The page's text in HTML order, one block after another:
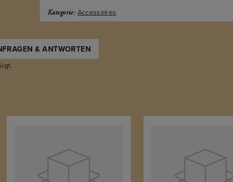
Kategorie: Accessoires
& ANTWORTEN